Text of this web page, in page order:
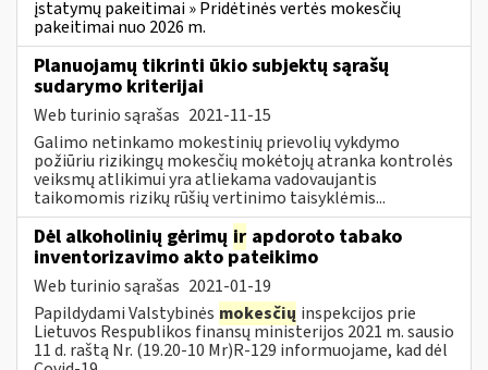
įstatymų pakeitimai » Pridėtinės vertės mokesčių
pakeitimai nuo 2026 m.
Planuojamų tikrinti ūkio subjektų sąrašų
sudarymo kriterijai
Web turinio sąrašas 2021-11-15
Galimo netinkamo mokestinių prievolių vykdymo
požiūriu rizikingų mokesčių mokėtojų atranka kontrolės
veiksmų atlikimui yra atliekama vadovaujantis
taikomomis rizikų rūšių vertinimo taisyklėmis...
Dėl alkoholinių gėrimų ir apdoroto tabako
inventorizavimo akto pateikimo
Web turinio sąrašas 2021-01-19
Papildydami Valstybinės mokesčių inspekcijos prie
Lietuvos Respublikos finansų ministerijos 2021 m. sausio
11 d. raštą Nr. (19.20-10 Mr)R-129 informuojame, kad dėl